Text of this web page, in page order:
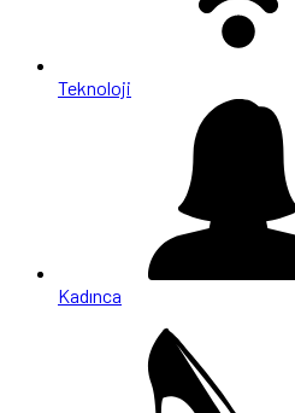
Teknoloji
Kadınca